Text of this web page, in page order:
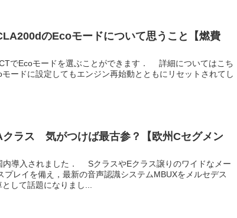
のEcoモードについて思うこと【燃費
でEcoモードを選ぶことができます． 詳細についてはこち
ードに設定してもエンジン再始動とともにリセットされてし
クラス 気がつけば最古参？【欧州Cセグメン
導入されました． SクラスやEクラス譲りのワイドなメー
プレイを備え，最新の音声認識システムMBUXをメルセデス
して話題になりまし...